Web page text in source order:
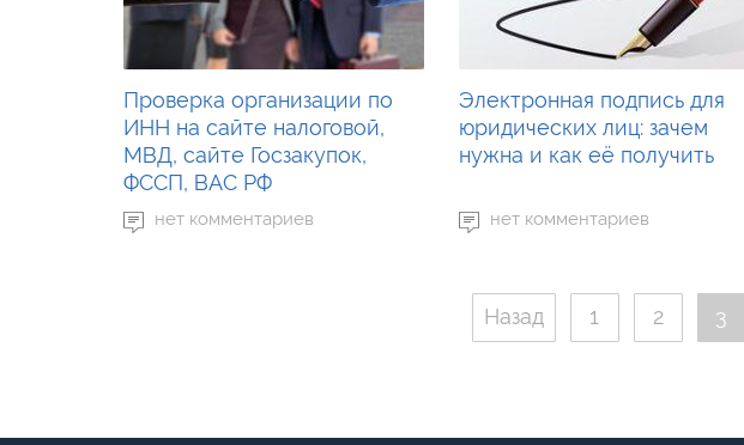
Проверка организации по
ИНН на сайте налоговой,
МВД, сайте Госзакупок,
ФССП, ВАС РФ
нет комментариев
Электронная подпись для
юридических лиц: зачем
нужна и как её получить
нет комментариев
Назад 1 2 3